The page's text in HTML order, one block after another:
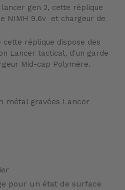
gen 2, cette réplique
NIMH 9.6v et chargeur de
cette réplique dispose des
Lancer tactical, d'un garde
Mid-cap Polymère.
métal gravées Lancer
pour un état de surface